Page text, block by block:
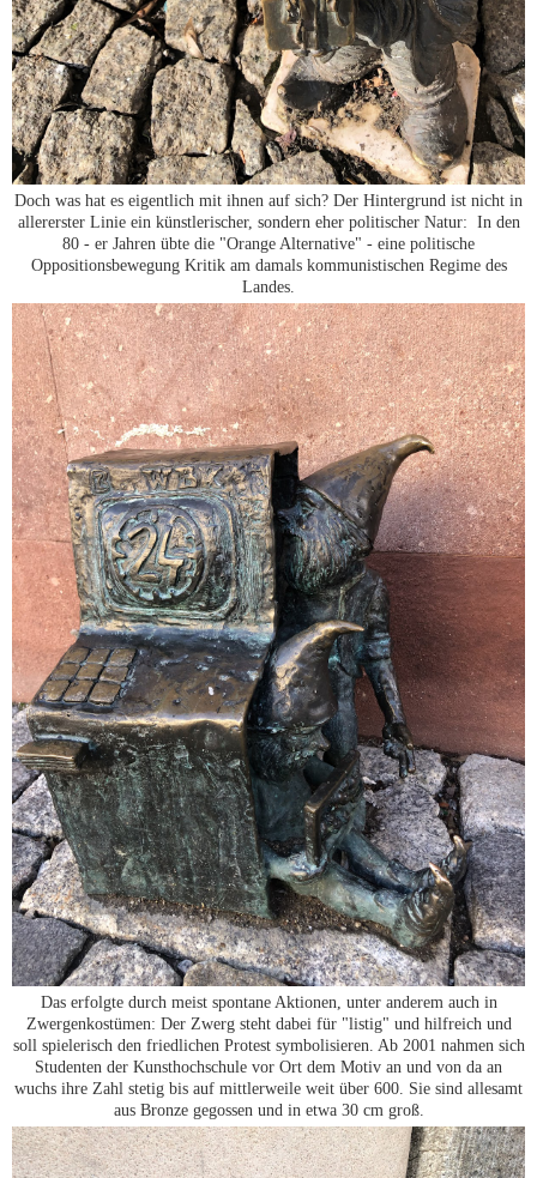
Doch was hat es eigentlich mit ihnen auf sich? Der Hintergrund ist nicht in
allererster Linie ein künstlerischer, sondern eher politischer Natur: In den
80 - er Jahren übte die "Orange Alternative" - eine politische
Oppositionsbewegung Kritik am damals kommunistischen Regime des
Landes.
Das erfolgte durch meist spontane Aktionen, unter anderem auch in
Zwergenkostümen: Der Zwerg steht dabei für "listig" und hilfreich und
soll spielerisch den friedlichen Protest symbolisieren. Ab 2001 nahmen sich
Studenten der Kunsthochschule vor Ort dem Motiv an und von da an
wuchs ihre Zahl stetig bis auf mittlerweile weit über 600. Sie sind allesamt
aus Bronze gegossen und in etwa 30 cm groß.